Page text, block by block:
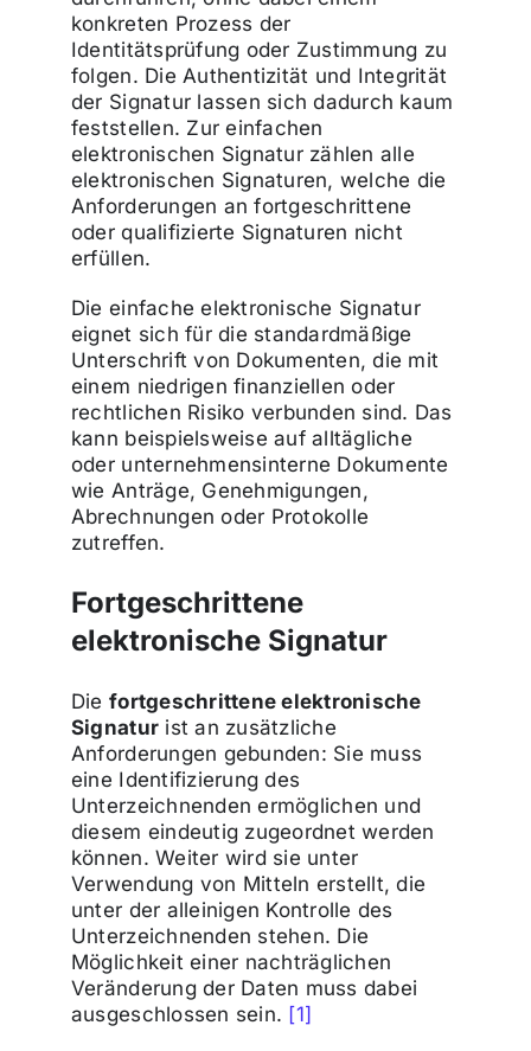
konkreten Prozess der
Identitätsprüfung oder Zustimmung zu
folgen. Die Authentizität und Integrität
der Signatur lassen sich dadurch kaum
feststellen. Zur einfachen
elektronischen Signatur zählen alle
elektronischen Signaturen, welche die
Anforderungen an fortgeschrittene
oder qualifizierte Signaturen nicht
erfüllen.
Die einfache elektronische Signatur
eignet sich für die standardmäßige
Unterschrift von Dokumenten, die mit
einem niedrigen finanziellen oder
rechtlichen Risiko verbunden sind. Das
kann beispielsweise auf alltägliche
oder unternehmensinterne Dokumente
wie Anträge, Genehmigungen,
Abrechnungen oder Protokolle
zutreffen.
Fortgeschrittene
elektronische Signatur
Diefortgeschrittene elektronische
Signatur ist an zusätzliche
Anforderungen gebunden: Sie muss
eine Identifizierung des
Unterzeichnenden ermöglichen und
diesem eindeutig zugeordnet werden
können. Weiter wird sie unter
Verwendung von Mitteln erstellt, die
unter der alleinigen Kontrolle des
Unterzeichnenden stehen. Die
Möglichkeit einer nachträglichen
Veränderung der Daten muss dabei
ausgeschlossen sein. [1]